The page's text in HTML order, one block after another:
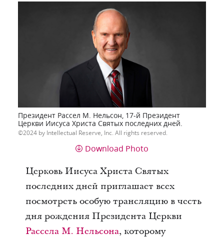
Президент Рассел М. Нельсон, 17-й Президент
Церкви Иисуса Христа Святых последних дней.
2024 by Intellectual Reserve, Inc. All rights reserved.
Download Photo
Церковь Иисуса Христа Святых
последних дней приглашает всех
посмотреть особую трансляцию в честь
дня рождения Президента Церкви
Рассела М. Нельсона, которому